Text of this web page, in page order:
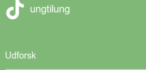
ungtilung
Udforsk